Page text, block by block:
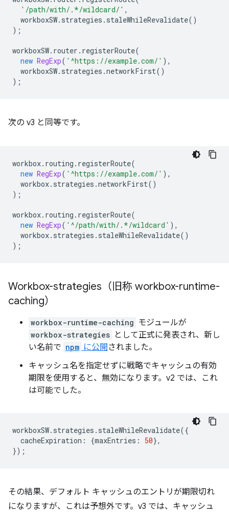
'/path/with/.*/wildcard/' ,
workboxSW. strategies . staleWhileRevalidate()
);
workboxSW. router . registerRoute(
new RegExp( '^https://example.com/' ),
workboxSW. strategies .networkFirst()
);
次の v3 と同等です。
workbox. routing . registerRoute(
new RegExp( '^https://example.com/' ),
workbox. strategies .networkFirst()
);
workbox. routing . registerRoute(
new RegExp( '^/path/with/.*/wildcard' ),
workbox. strategies . staleWhileRevalidate()
);
Workbox-strategies（旧称 workbox-runtime-
caching）
workbox-runtime-caching モジュールが
workbox-strategies として正式に発表され、新し
い名前で npm に公開されました。
キャッシュ名を指定せずに戦略でキャッシュの有効
期限を使用すると、無効になります。v2 では、これ
は可能でした。
workboxSW. strategies . staleWhileRevalidate({
cacheExpiration : {maxEntries : 50},
});
その結果、デフォルト キャッシュのエントリが期限切れ
になりますが、これは予想外です。v3 では、キャッシュ